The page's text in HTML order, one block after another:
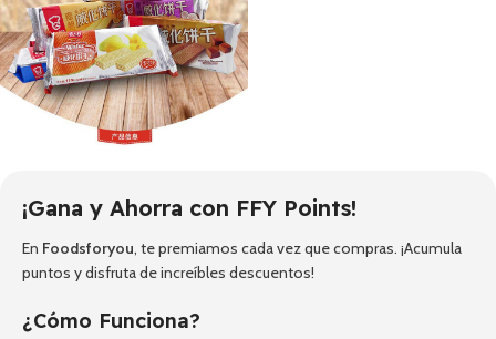
¡Gana y Ahorra con FFY Points!
En Foodsforyou, te premiamos cada vez que compras. ¡Acumula
puntos y disfruta de increíbles descuentos!
¿Cómo Funciona?